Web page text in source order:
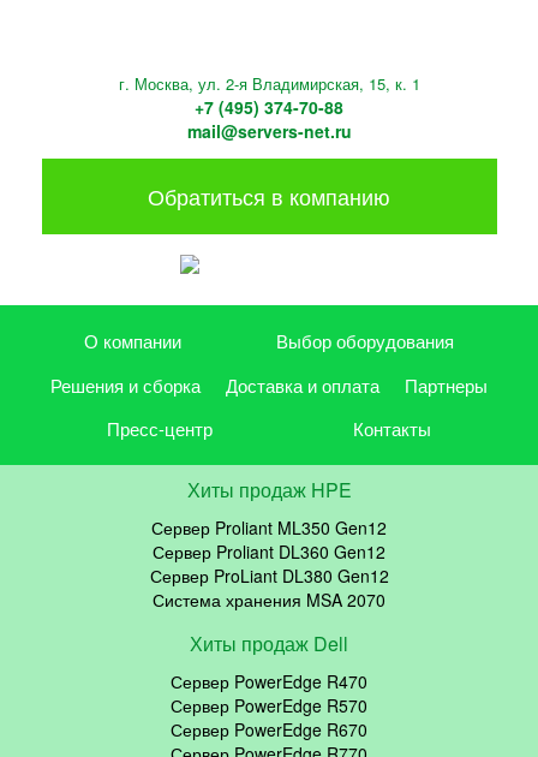
г. Москва, ул. 2-я Владимирская, 15, к. 1
+7 (495) 374-70-88
mail@servers-net.ru
Обратиться в компанию
О компании
Выбор оборудования
Решения и сборка
Доставка и оплата
Партнеры
Пресс-центр
Контакты
Хиты продаж HPE
Сервер Proliant ML350 Gen12
Сервер Proliant DL360 Gen12
Сервер ProLiant DL380 Gen12
Система хранения MSA 2070
Хиты продаж Dell
Сервер PowerEdge R470
Сервер PowerEdge R570
Сервер PowerEdge R670